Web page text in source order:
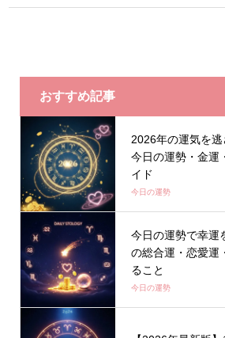
おすすめ記事
2026年の運気を
今日の運勢・金運
イド
今日の運勢
今日の運勢で幸運
の総合運・恋愛運
ること
今日の運勢